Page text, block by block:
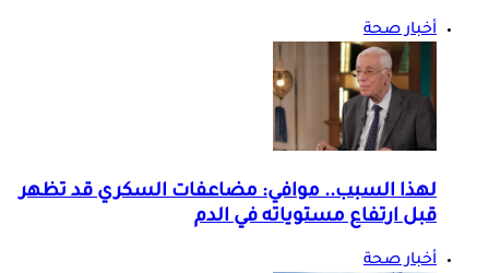
أخبار صحة
لهذا السبب.. موافي: مضاعفات السكري قد تظهر
قبل ارتفاع مستوياته في الدم
أخبار صحة